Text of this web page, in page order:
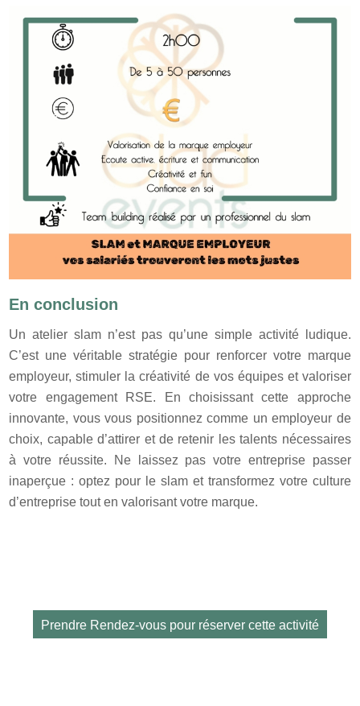
En conclusion
Un atelier slam n’est pas qu’une simple activité ludique.
C’est une véritable stratégie pour renforcer votre marque
employeur, stimuler la créativité de vos équipes et valoriser
votre engagement RSE. En choisissant cette approche
innovante, vous vous positionnez comme un employeur de
choix, capable d’attirer et de retenir les talents nécessaires
à votre réussite. Ne laissez pas votre entreprise passer
inaperçue : optez pour le slam et transformez votre culture
d’entreprise tout en valorisant votre marque.
Prendre Rendez-vous pour réserver cette activité